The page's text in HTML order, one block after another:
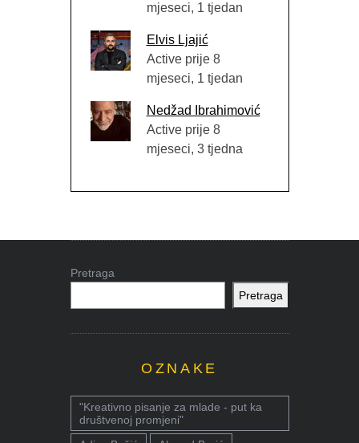
mjeseci, 1 tjedan
Elvis Ljajić
Active prije 8
mjeseci, 1 tjedan
Nedžad Ibrahimović
Active prije 8
mjeseci, 3 tjedna
Pretraga
Pretraga
OZNAKE
"Kreativno pisanje za mlade - put ka
društvenoj promjeni"